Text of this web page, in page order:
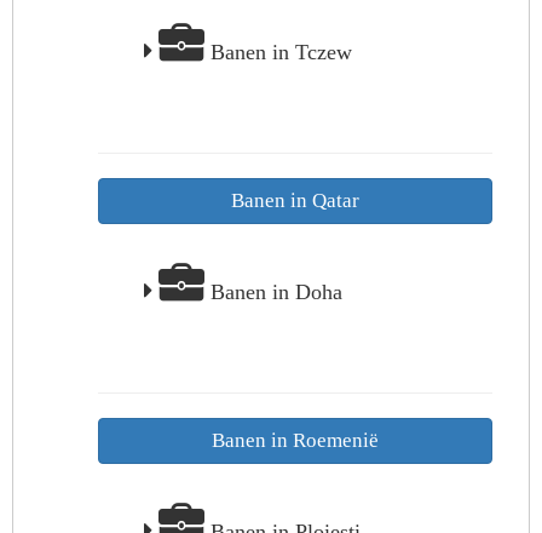
Banen in Tczew
Banen in Qatar
Banen in Doha
Banen in Roemenië